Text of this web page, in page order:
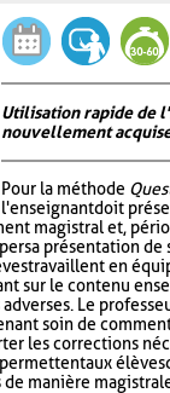
Utilisation rapide de
nouvellement
Pour la méthode
l'enseignant doit
magistral et,
sa présentation de
travaillent en
sur le contenu
Le
soin de
les corrections
aux élèves
de manière